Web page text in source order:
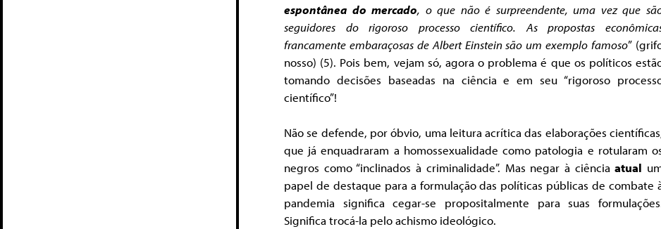
espontânea do mercado, o que não é surpreendente, uma vez que
seguidores do rigoroso processo científico. As propostas
francamente embaraçosas de Albert Einstein são um exemplo famoso”
nosso) (5). Pois bem, vejam só, agora o problema é que os políticos
tomando decisões baseadas na ciência e em seu “rigoroso
científico”!
Não se defende, por óbvio, uma leitura acrítica das elaborações
que já enquadraram a homossexualidade como patologia e rotularam
negros como “inclinados à criminalidade”. Mas negar à ciênciaatual
papel de destaque para a formulação das políticas públicas de combate
pandemia significa cegar-se propositalmente para suas
Significa trocá-la pelo achismo ideológico.